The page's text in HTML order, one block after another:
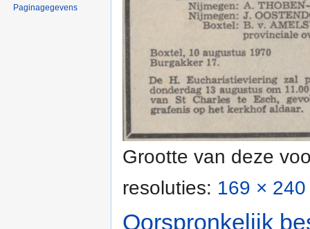
Grootte van deze
resoluties: 169 ×
Oorspronkelijk
Paginagegevens